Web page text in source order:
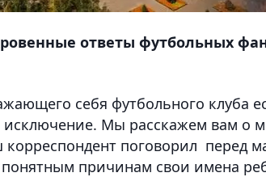
ответы футбольных
себя футбольного клуба
Мы расскажем вам о
поговорил перед
причинам свои имена